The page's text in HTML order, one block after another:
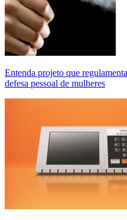
Entenda projeto que
defesa pessoal de mulheres